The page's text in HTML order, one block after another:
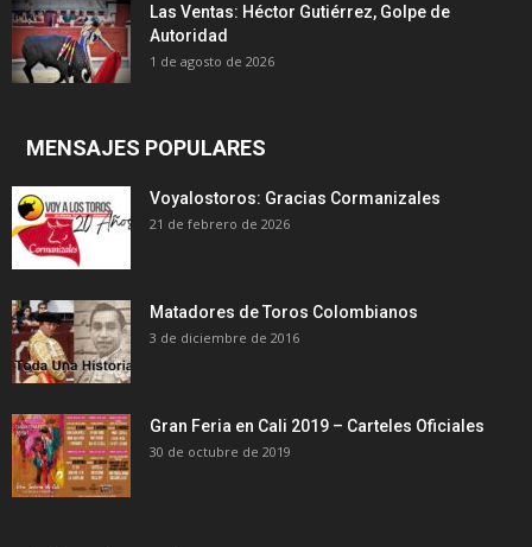
Las Ventas: Héctor Gutiérrez, Golpe de
Autoridad
1 de agosto de 2026
MENSAJES POPULARES
Voyalostoros: Gracias Cormanizales
21 de febrero de 2026
Matadores de Toros Colombianos
3 de diciembre de 2016
Gran Feria en Cali 2019 – Carteles Oficiales
30 de octubre de 2019